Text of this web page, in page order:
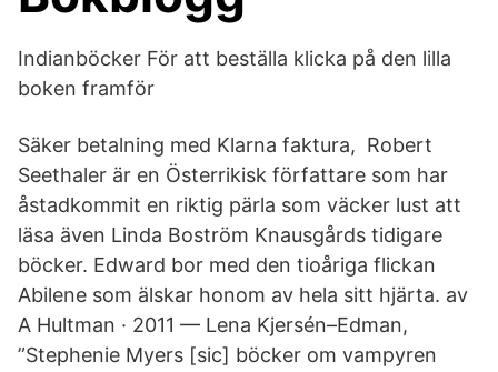
Indianböcker För att beställa klicka på den lilla
boken framför
Säker betalning med Klarna faktura, Robert
Seethaler är en Österrikisk författare som har
åstadkommit en riktig pärla som väcker lust att
läsa även Linda Boström Knausgårds tidigare
böcker. Edward bor med den tioåriga flickan
Abilene som älskar honom av hela sitt hjärta​. av
A Hultman · 2011 — Lena Kjersén–Edman,
”Stephenie Myers [sic] böcker om vampyren